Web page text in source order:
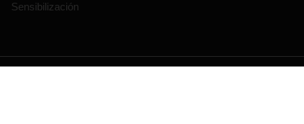
Sensibilización